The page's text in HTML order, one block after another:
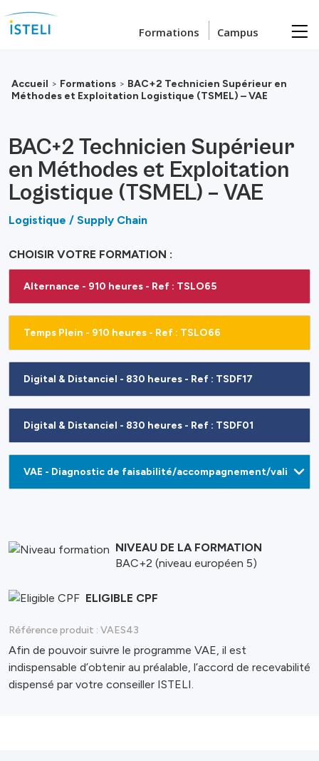
Formations Campus
Accueil > Formations > BAC+2 Technicien Supérieur en
Méthodes et Exploitation Logistique (TSMEL) – VAE
BAC+2 Technicien Supérieur
en Méthodes et Exploitation
Logistique (TSMEL) – VAE
Logistique / Supply Chain
CHOISIR VOTRE FORMATION :
Alternance - 910 heures - Ref : TSLO65
Temps Plein - 910 heures - Ref : TSLO66
Digital & Distanciel - 830 heures - Ref : TSDF17
Digital & Distanciel - 830 heures - Ref : TSDF01
NIVEAU DE LA FORMATION
BAC+2 (niveau européen 5)
ELIGIBLE CPF
Référence produit : VAES43
Afin de pouvoir suivre le programme VAE, il est
indispensable d’obtenir au préalable, l’accord de recevabilité
dispensé par votre conseiller ISTELI.